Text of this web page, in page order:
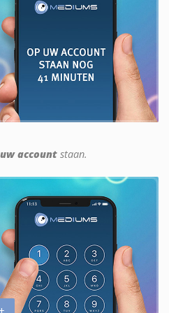
account staan.